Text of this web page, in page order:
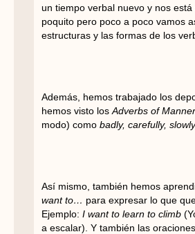
un tiempo verbal nuevo y nos está
poquito pero poco a poco vamos
estructuras y las formas de los
Además, hemos trabajado los
hemos visto los Adverbs of Manner
modo) como badly, carefully,
Así mismo, también hemos
want to… para expresar lo que
Ejemplo: I want to learn to climb
a escalar). Y también las